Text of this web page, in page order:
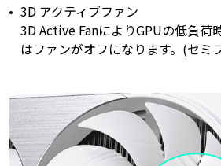
3D アクティブファン
3D Active FanによりGPUの低負荷
はファンがオフになります。(セミ